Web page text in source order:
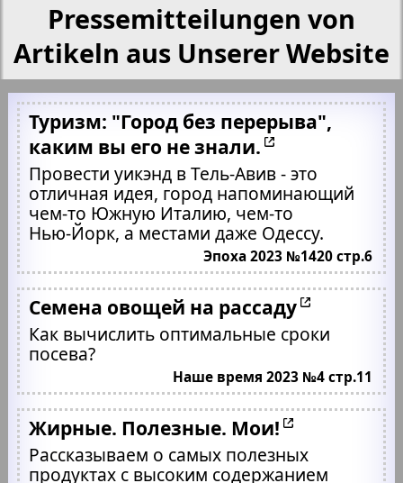
Pressemitteilungen von
Artikeln aus Unserer Website
Туризм: "Город без перерыва",
каким вы его не знали.
Провести уикэнд в Тель-Авив - это
отличная идея, город напоминающий
чем-то Южную Италию, чем-то
Нью-Йорк, а местами даже Одессу.
Эпоха 2023 №1420 стр.6
Семена овощей на рассаду
Как вычислить оптимальные сроки
посева?
Наше время 2023 №4 стр.11
Жирные. Полезные. Мои!
Рассказываем о самых полезных
продуктах с высоким содержанием